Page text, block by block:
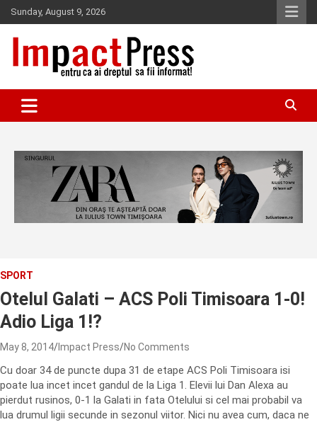
Skip
to
content
Sunday, August 9, 2026
IMPACTPRESS
SPORT
Otelul Galati – ACS Poli Timisoara 1-0!
Adio Liga 1!?
May 8, 2014 Impact Press No Comments
Cu doar 34 de puncte dupa 31 de etape ACS Poli Timisoara isi
poate lua incet incet gandul de la Liga 1. Elevii lui Dan Alexa au
pierdut rusinos, 0-1 la Galati in fata Otelului si cel mai probabil va
lua drumul ligii secunde in sezonul viitor. Nici nu avea cum, daca ne